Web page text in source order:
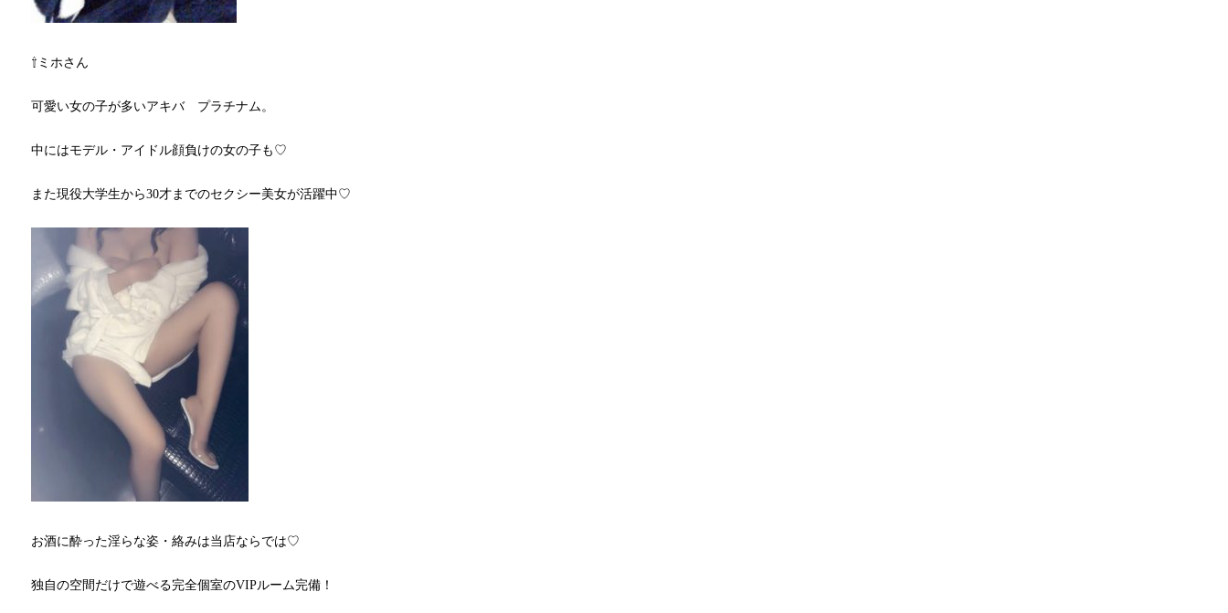
⇧ミホさん
可愛い女の子が多いアキバ プラチナム。
中にはモデル・アイドル顔負けの女の子も♡
また現役大学生から30才までのセクシー美女が活躍中♡
お酒に酔った淫らな姿・絡みは当店ならでは♡
独自の空間だけで遊べる完全個室のVIPルーム完備！